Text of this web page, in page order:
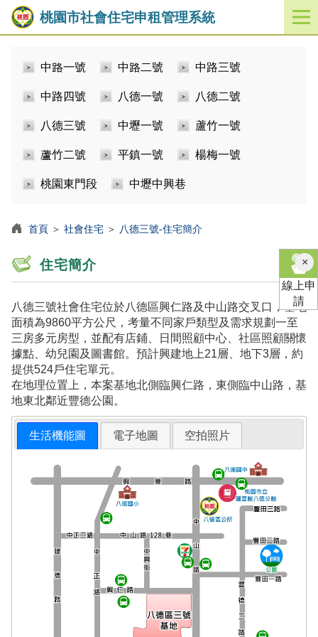
桃園市社會住宅申租管理系統
開
啟
中路一號 中路二號 中路三號
中路四號 八德一號 八德二號
八德三號 中壢一號 蘆竹一號
蘆竹二號 平鎮一號 楊梅一號
桃園東門段 中壢中興巷
首頁 ＞ 社會住宅 ＞ 八德三號-住宅簡介
住宅簡介
八德三號社會住宅位於八德區興仁路及中山路交叉口，基地
面積為9860平方公尺，考量不同家戶類型及需求規劃一至
三房多元房型，並配有店鋪、日間照顧中心、社區照顧關懷
據點、幼兒園及圖書館。預計興建地上21層、地下3層，約
提供524戶住宅單元。
在地理位置上，本案基地北側臨興仁路，東側臨中山路，基
地東北鄰近豐德公園。
生活機能圖 電子地圖 空拍照片
×關
閉
線上申
請